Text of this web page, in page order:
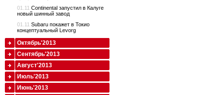
01.11 Continental запустил в Калуге
новый шинный завод
01.11 Subaru покажет в Токио
концептуальный Levorg
Октябрь'2013
Сентябрь'2013
Август'2013
Июль'2013
Июнь'2013